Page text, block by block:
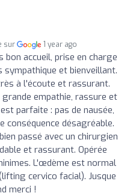
sur 1 year ago
bon accueil, prise en charge
et bienveillant.
à l'écoute et rassurant.
empathie, rassure et
parfaite : pas de nausée,
conséquence désagréable.
passé avec un chirurgien
et rassurant. Opérée
L'œdème est normal
cervico facial). Jusque
merci !